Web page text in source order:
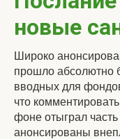
новые
Широко
прошло абсолютно
вводных для
что
фоне отыграл
анонсированы